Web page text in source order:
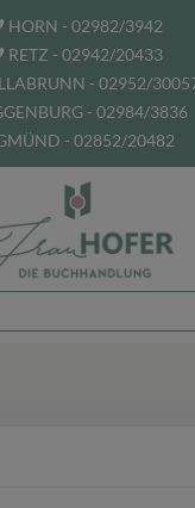
HORN - 02982/3942
RETZ - 02942/20433
- 02952/
- 02984/3836
- 02852/20482